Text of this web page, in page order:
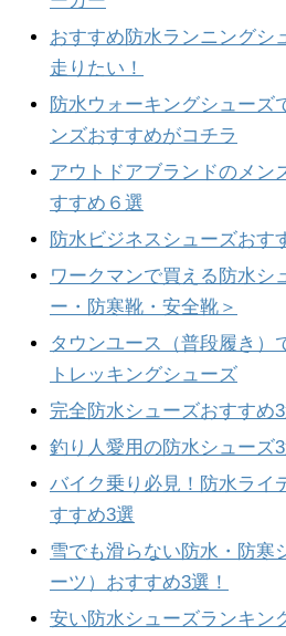
おすすめ防水ランニングシ
走りたい！
防水ウォーキングシューズ
ンズおすすめがコチラ
アウトドアブランドのメン
すすめ６選
防水ビジネスシューズおす
ワークマンで買える防水シ
ー・防寒靴・安全靴＞
タウンユース（普段履き）
トレッキングシューズ
完全防水シューズおすすめ
釣り人愛用の防水シューズ
バイク乗り必見！防水ライ
すすめ3選
雪でも滑らない防水・防寒
ーツ）おすすめ3選！
安い防水シューズランキン